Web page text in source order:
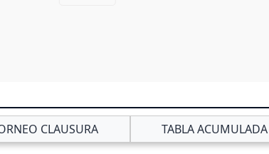
CLAUSURA TABLA ACUMULADA